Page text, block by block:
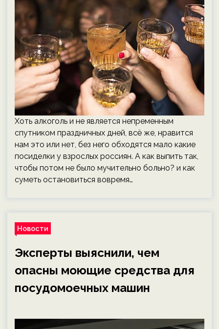
Хоть алкоголь и не является непременным
спутником праздничных дней, всё же, нравится
нам это или нет, без него обходятся мало какие
посиделки у взрослых россиян. А как выпить так,
чтобы потом не было мучительно больно? и как
суметь остановиться вовремя…
Новости
Эксперты выяснили, чем
опасны моющие средства для
посудомоечных машин